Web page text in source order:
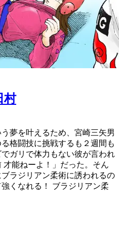
村
夢を叶えるため、宮崎三矢男
格闘技に挑戦するも２週間も
ガリで体力もない彼が言われ
才能ねーよ！」だった。そん
ラジリアン柔術に誘われるの
くなれる！ ブラジリアン柔